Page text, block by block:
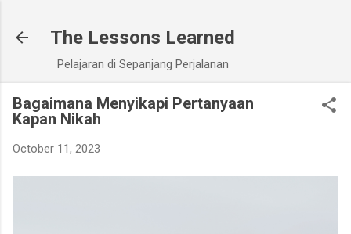
The Lessons Learned
Pelajaran di Sepanjang Perjalanan
Bagaimana Menyikapi Pertanyaan
Kapan Nikah
October 11, 2023